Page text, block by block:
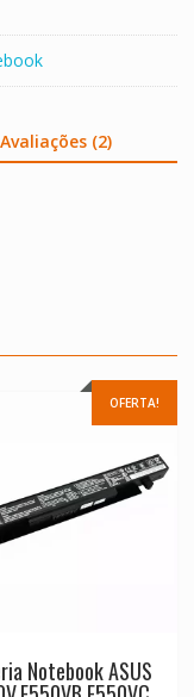
Avaliações (2)
OFERTA!
Notebook ASUS